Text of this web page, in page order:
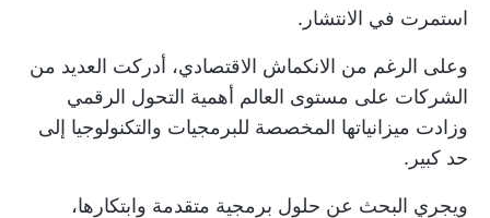
استمرت في الانتشار.
وعلى الرغم من الانكماش الاقتصادي، أدركت العديد من
الشركات على مستوى العالم أهمية التحول الرقمي
وزادت ميزانياتها المخصصة للبرمجيات والتكنولوجيا إلى
حد كبير.
ويجري البحث عن حلول برمجية متقدمة وابتكارها،